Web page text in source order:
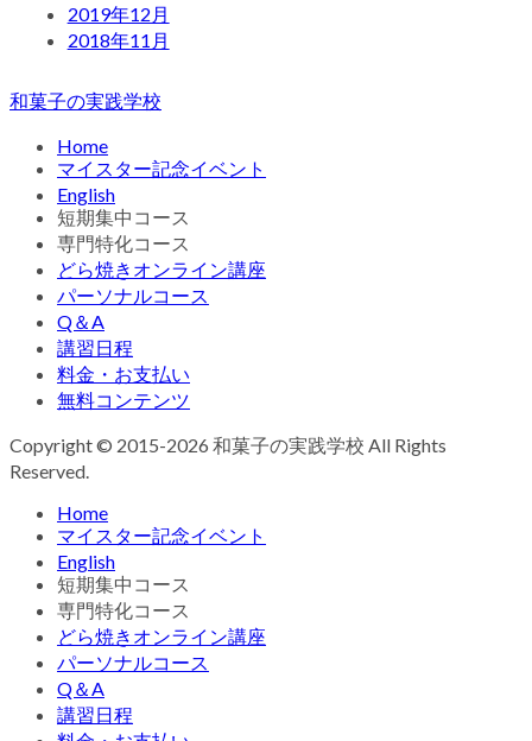
2019年12月
2018年11月
和菓子の実践学校
Home
マイスター記念イベント
English
短期集中コース
専門特化コース
どら焼きオンライン講座
パーソナルコース
Q＆A
講習日程
料金・お支払い
無料コンテンツ
Copyright © 2015-2026 和菓子の実践学校 All Rights
Reserved.
Home
マイスター記念イベント
English
短期集中コース
専門特化コース
どら焼きオンライン講座
パーソナルコース
Q＆A
講習日程